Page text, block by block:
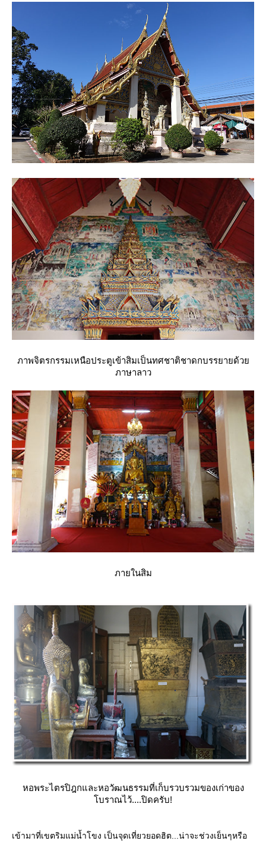
ภาพจิตรกรรมเหนือประตูเข้าสิมเป็นทศชาติชาดกบรรยายด้ว
ภาษาลาว
ภายในสิม
หอพระไตรปิฎกและหอวัฒนธรรมที่เก็บรวบรวมของเก่าของ
บราณไว้....ปิดครับ!
เข้ามาที่เขตริมแม่น้ำโขง เป็นจุดเที่ยวยอดฮิต...น่าจะช่วงเย็นๆหรือ